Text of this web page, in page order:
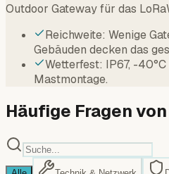
Outdoor Gateway für das
Reichweite: Wenige
Gebäuden decken das
Wetterfest: IP67, -
Mastmontage.
Häufige Fragen